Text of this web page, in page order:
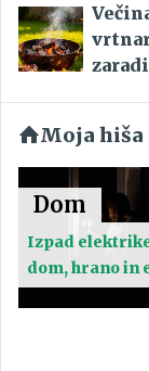
Moja hiša
Dom
Izpad
dom, hrano in